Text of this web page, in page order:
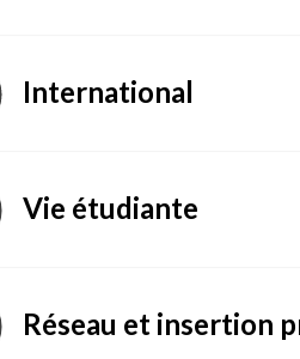
International
Vie étudiante
Réseau et insertion